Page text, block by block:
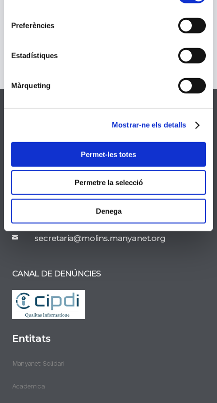
Preferències
Estadístiques
Màrqueting
Mostrar-ne els detalls
Permet-les totes
Permetre la selecció
Denega
Dades de contacte
Pintor Carbonell 4 , 08750 Molins de Rei
secretaria@molins.manyanet.org
CANAL DE DENÚNCIES
Entitats
Manyanet Solidari
Academica